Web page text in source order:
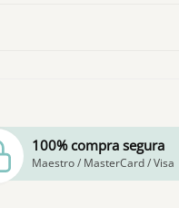
100% compra segura
Maestro / MasterCard / Visa